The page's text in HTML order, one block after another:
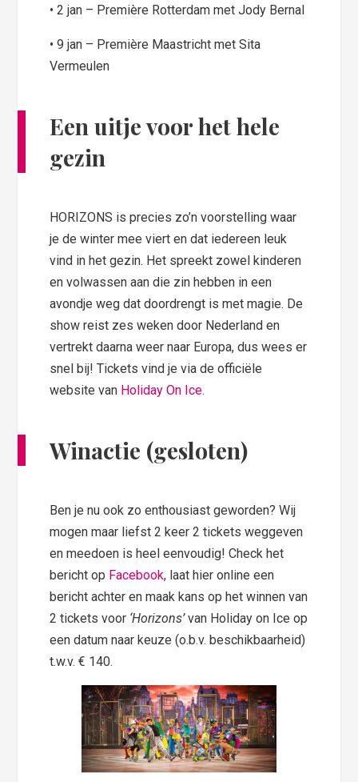
• 2 jan – Première Rotterdam met Jody Bernal
• 9 jan – Première Maastricht met Sita
Vermeulen
Een uitje voor het hele
gezin
HORIZONS is precies zo’n voorstelling waar
je de winter mee viert en dat iedereen leuk
vind in het gezin. Het spreekt zowel kinderen
en volwassen aan die zin hebben in een
avondje weg dat doordrengt is met magie. De
show reist zes weken door Nederland en
vertrekt daarna weer naar Europa, dus wees er
snel bij! Tickets vind je via de officiële
website van Holiday On Ice.
Winactie (gesloten)
Ben je nu ook zo enthousiast geworden? Wij
mogen maar liefst 2 keer 2 tickets weggeven
en meedoen is heel eenvoudig! Check het
bericht op Facebook, laat hier online een
bericht achter en maak kans op het winnen van
2 tickets voor ‘Horizons’van Holiday on Ice op
een datum naar keuze (o.b.v. beschikbaarheid)
t.w.v. € 140.